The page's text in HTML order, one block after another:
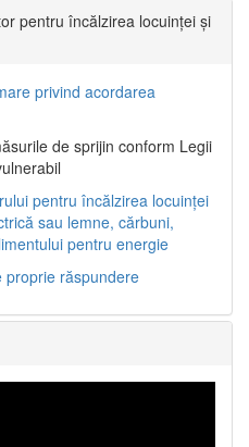
pentru încălzirea locuinței și
privind acordarea
de sprijin conform Legii
pentru încălzirea locuinței
sau lemne, cărbuni,
pentru energie
proprie răspundere